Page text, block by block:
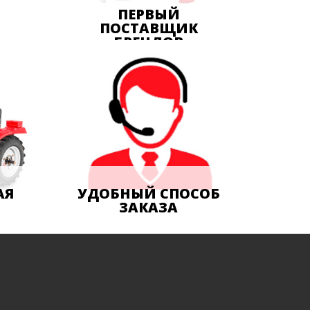
ПЕРВЫЙ
ПОСТАВЩИК
БРЕНДОВ
Alltractors- первый поставщик
брендов Rossel, Kerland, Bomet,
Wirax . Закупка напрямую у
заводов-импортеров – это
гарантия честной низкой цены
и наличия запасных деталей на
складе.
УДОБНЫЙ СПОСОБ
ЗАКАЗА